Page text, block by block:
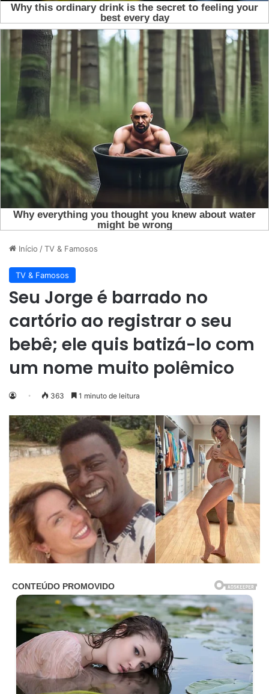
Início /TV & Famosos
TV & Famosos
Seu Jorge é barrado no
cartório ao registrar o seu
bebê; ele quis batizá-lo com
um nome muito polêmico
363 1 minuto de leitura